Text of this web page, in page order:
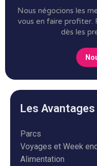
Nous négocions les
vous en faire profiter.
dès les
Les Avantages
Parcs
Voyages et Week
Alimentation